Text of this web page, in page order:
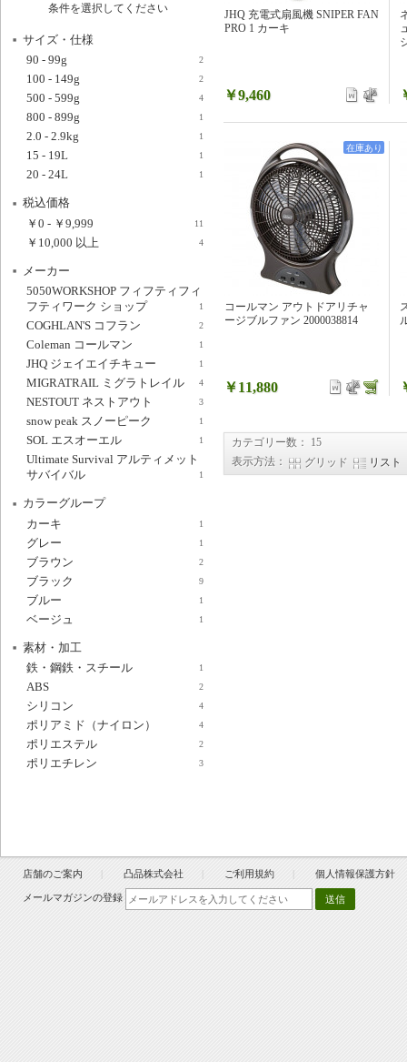
JHQ 充電式扇風機 SNIPER FAN
PRO 1 カーキ
￥9,460
コールマン アウトドアリチャ
ージブルファン 2000038814
￥11,880
在庫あり
カテゴリー数： 15
表示方法：
グリッド リスト
条件を選択してください
サイズ・仕様
90 - 99g
2
100 - 149g 2
500 - 599g 4
800 - 899g 1
2.0 - 2.9kg 1
15 - 19L 1
20 - 24L 1
税込価格
￥0 - ￥9,999 11
￥10,000 以上 4
メーカー
5050WORKSHOP フィフティフィ
フティワーク ショップ
1
COGHLAN'S コフラン 2
Coleman コールマン 1
JHQ ジェイエイチキュー 1
MIGRATRAIL ミグラトレイル 4
NESTOUT ネストアウト 3
snow peak スノーピーク 1
SOL エスオーエル 1
Ultimate Survival アルティメット
サバイバル
1
カラーグループ
カーキ
1
グレー 1
ブラウン 2
ブラック 9
ブルー 1
ベージュ 1
素材・加工
鉄・鋼鉄・スチール
1
ABS 2
シリコン 4
ポリアミド（ナイロン） 4
ポリエステル 2
ポリエチレン 3
店舗のご案内 凸品株式会社 ご利用規約 個人情報保護方針
メールマガジンの登録 送信